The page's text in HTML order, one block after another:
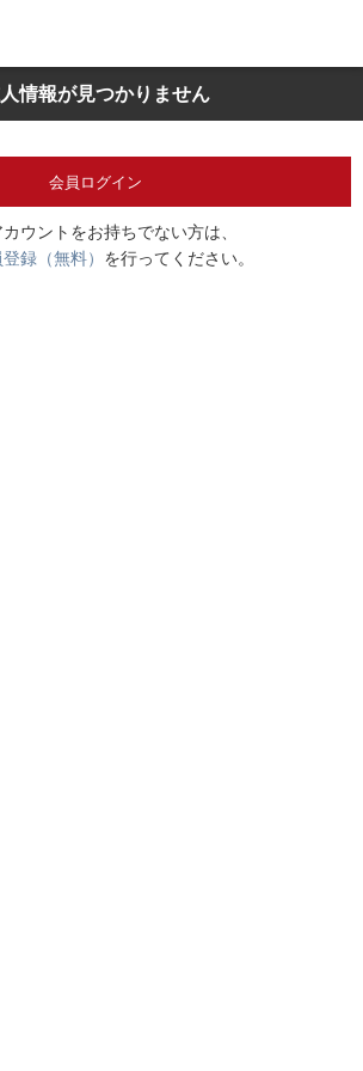
情報が見つかりません
会員ログイン
カウントをお持ちでない方は、
録（無料） を行ってください。